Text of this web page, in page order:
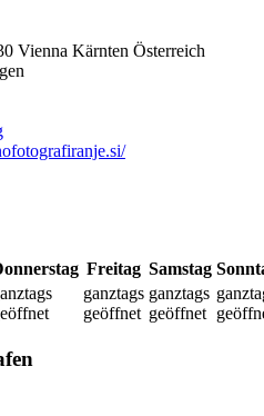
Vienna Kärnten Österreich
Freitag Samstag
ganztags
geöffnet
ganztags
geöffnet